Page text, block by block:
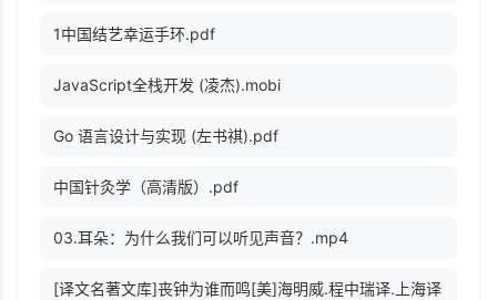
1中国结艺幸运手环.pdf
JavaScript全栈开发 (凌杰).mobi
Go 语言设计与实现 (左书祺).pdf
中国针灸学（高清版）.pdf
03.耳朵：为什么我们可以听见声音？.mp4
[译文名著文库]丧钟为谁而鸣[美]海明威.程中瑞译.上海译